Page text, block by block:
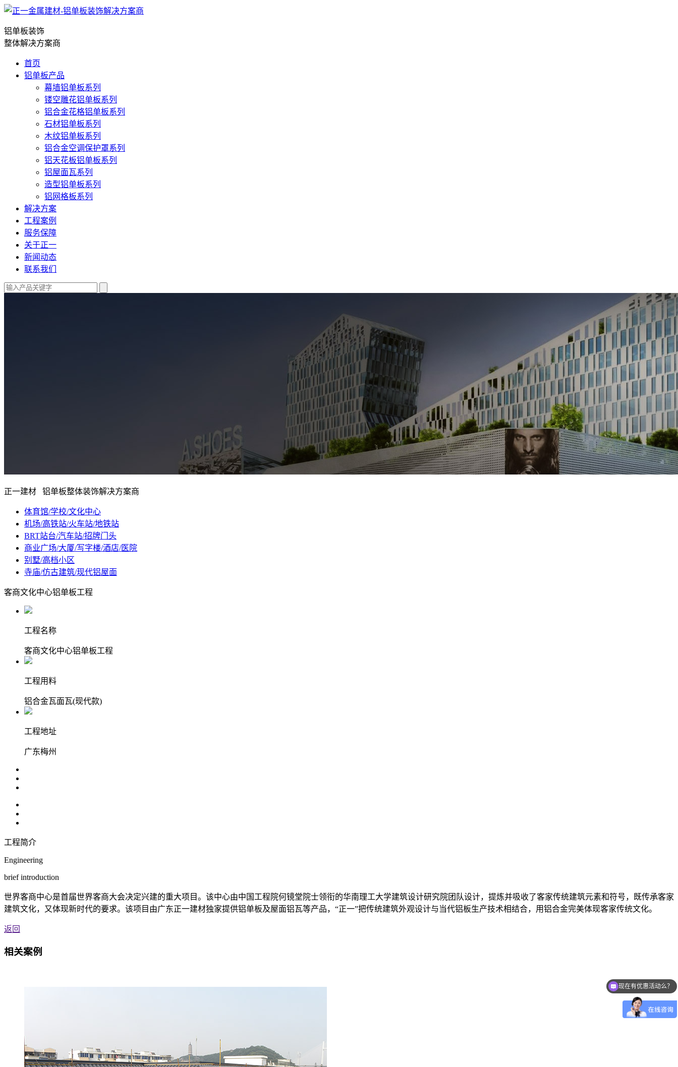
铝单板装饰
整体解决方案商
首页
铝单板产品
幕墙铝单板系列
镂空雕花铝单板系列
铝合金花格铝单板系列
石材铝单板系列
木纹铝单板系列
铝合金空调保护罩系列
铝天花板铝单板系列
铝屋面瓦系列
造型铝单板系列
铝网格板系列
解决方案
工程案例
服务保障
关于正一
新闻动态
联系我们
正一建材 铝单板整体装饰解决方案商
体育馆/学校/文化中心
机场/高铁站/火车站/地铁站
BRT站台/汽车站/招牌门头
商业广场/大厦/写字楼/酒店/医院
别墅/高档小区
寺庙/仿古建筑/现代铝屋面
客商文化中心铝单板工程
工程名称
客商文化中心铝单板工程
工程用料
铝合金瓦面瓦(现代款)
工程地址
广东梅州
工程简介
Engineering
brief introduction
世界客商中心是首届世界客商大会决定兴建的重大项目。该中心由中国工程院何镜堂院士领衔的华南理工大学建筑设计研究院团队设计，提炼并吸收了客家传统建筑元素和符号，既传承客家
建筑文化，又体现新时代的要求。该项目由广东正一建材独家提供铝单板及屋面铝瓦等产品，“正一”把传统建筑外观设计与当代铝板生产技术相结合，用铝合金完美体现客家传统文化。
返回
相关案例
可以介绍下你们的产品么？